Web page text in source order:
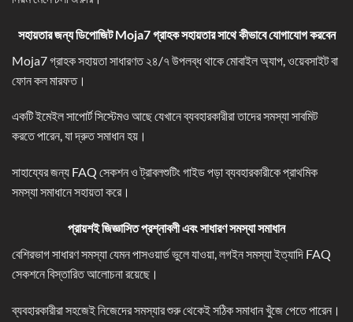
সহায়তার জন্য ডিপোজিট Moja7গ্রাহক সহায়তার সাথে কীভাবে যোগাযোগ করবেন
Moja7 গ্রাহক সহায়তা সাধারণত ২৪/৭ উপলব্ধ থাকে মোবাইল অ্যাপ, ওয়েবসাইট বা
ফোন কল মারফত।
একটি ইমেইল সাপোর্ট সিস্টেমও আছে যেখানে ব্যবহারকারীরা তাদের সমস্যা সাবমিট
করতে পারেন, যা দ্রুত সমাধান হয়।
সাহায্যের জন্য FAQ সেকশন ও ট্রাবলশুটিং গাইড পড়া ব্যবহারকারীকে প্রাথমিক
সমস্যা সমাধানে সহায়তা করে।
প্রায়শই জিজ্ঞাসিত প্রশ্নাবলী এবং সাধারণ সমস্যা সমাধান
বেশিরভাগ সাধারণ সমস্যা যেমন পাসওয়ার্ড ভুলে যাওয়া, লগইন সমস্যা ইত্যাদি FAQ
সেকশনে বিস্তারিত আলোচনা রয়েছে।
ব্যবহারকারীরা সহজেই নিজেদের সমস্যার শুরু থেকেই সঠিক সমাধান খুঁজে পেতে পারেন।